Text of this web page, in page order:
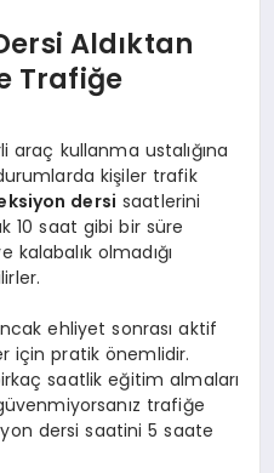
Aldıktan
Trafiğe
araç kullanma ustalığına
kişiler trafik
dersi saatlerini
10 saat gibi bir süre
olmadığı
ehliyet sonrası aktif
için pratik önemlidir.
saatlik eğitim almaları
trafiğe
dersi saatini 5 saate